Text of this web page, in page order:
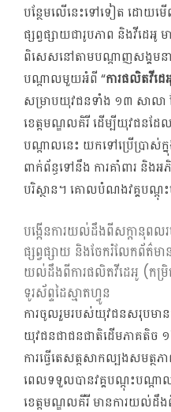
បន្ថែមលើនេះទៅទៀត ដោយម
ផ្សព្វផ្សាយជារូបភាព និងវីដេអូ
ពិសេសនៅតាមបណ្តាញសង្គមនា
បណ្តាលមួយអំពី “ការផលិតវីដេ
សម្រាបយុវជនទាំង ១៣ សាលា
ខេត្តមណ្ឌលគិរី ដើម្បីយុវជនដ
បណ្តាលនេះ យកទៅប្រើប្រាស់ក្នុ
ពាក់ព័ន្ធទៅនឹង ការគាំពារ និងអ
បរិស្ថាន។ គោលបំណងវគ្គបណ្
បង្កើនការយល់ដឹងពីសក្តានុព
ផ្សព្វផ្សាយ និងចែករំលែកព័ត៌មាន
យល់ដឹងពីការផលិតវីដេអូ (កម្រិ
ទូរស័ព្ទដៃស្មាតហ្វូន
ការចូលរួមរបស់យុវជនសរុបម
យុវជនជាជនជាតិដើមភាគតិច
ការធ្វើតេសត្តសាកល្បងសមត្
ពេលទទួលបានវគ្គបណ្តុះបណ្ត
ខេត្តមណ្ឌលគីរី មានការយល់ដឹង